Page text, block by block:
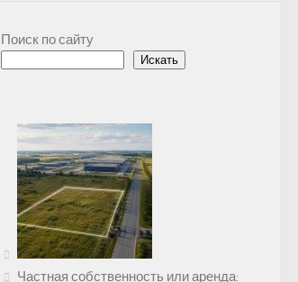
Поиск по сайту
Искать
Частная собственность или аренда: